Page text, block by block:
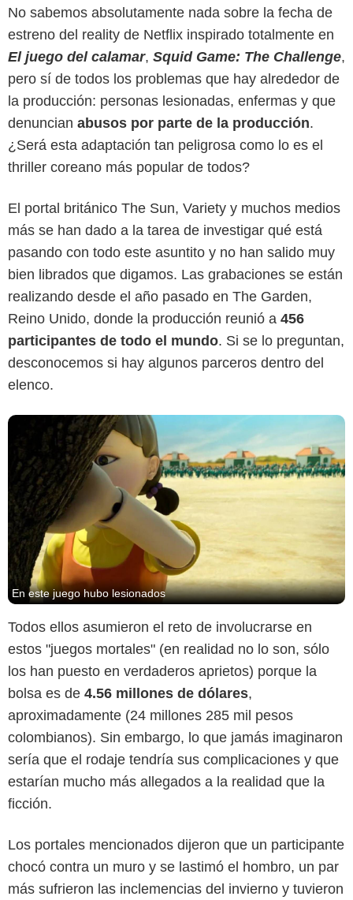
No sabemos absolutamente nada sobre la fecha de
estreno del reality de Netflix inspirado totalmente en
El juego del calamar, Squid Game: The Challenge,
pero sí de todos los problemas que hay alrededor de
la producción: personas lesionadas, enfermas y que
denuncian abusos por parte de la producción.
¿Será esta adaptación tan peligrosa como lo es el
thriller coreano más popular de todos?
El portal británico The Sun, Variety y muchos medios
más se han dado a la tarea de investigar qué está
pasando con todo este asuntito y no han salido muy
bien librados que digamos. Las grabaciones se están
realizando desde el año pasado en The Garden,
Reino Unido, donde la producción reunió a 456
participantes de todo el mundo. Si se lo preguntan,
desconocemos si hay algunos parceros dentro del
elenco.
Netflix
En este juego hubo lesionados
Todos ellos asumieron el reto de involucrarse en
estos "juegos mortales" (en realidad no lo son, sólo
los han puesto en verdaderos aprietos) porque la
bolsa es de 4.56 millones de dólares,
aproximadamente (24 millones 285 mil pesos
colombianos). Sin embargo, lo que jamás imaginaron
sería que el rodaje tendría sus complicaciones y que
estarían mucho más allegados a la realidad que la
ficción.
Los portales mencionados dijeron que un participante
chocó contra un muro y se lastimó el hombro, un par
más sufrieron las inclemencias del invierno y tuvieron
Netflix